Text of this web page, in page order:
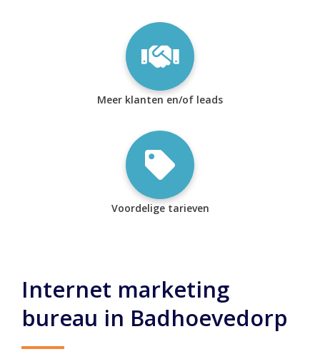
Meer klanten en/of leads
Voordelige tarieven
Internet marketing
bureau in Badhoevedorp